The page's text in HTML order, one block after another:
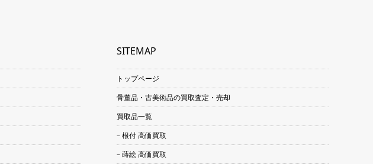
SITEMAP
トップページ
骨董品・古美術品の買取査定・売却
買取品一覧
– 根付 高価買取
– 蒔絵 高価買取